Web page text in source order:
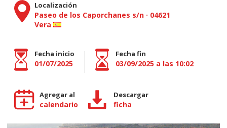
Localización
Paseo de los Caporchanes s/n · 04621
Vera
Fecha inicio
01/07/2025
Fecha fin
03/09/2025 a las 10:02
Agregar al
calendario
Descargar
ficha